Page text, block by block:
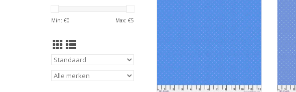
Min: €0 Max: €5
TOEVOEGEN AAN WINKELWAGEN